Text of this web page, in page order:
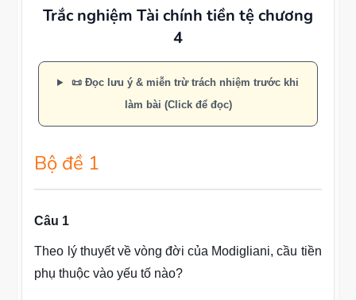
Trắc nghiệm Tài chính tiền tệ chương
4
📜 Đọc lưu ý & miễn trừ trách nhiệm trước khi
làm bài (Click để đọc)
Bộ đề 1
Câu 1
Theo lý thuyết về vòng đời của Modigliani, cầu tiền
phụ thuộc vào yếu tố nào?